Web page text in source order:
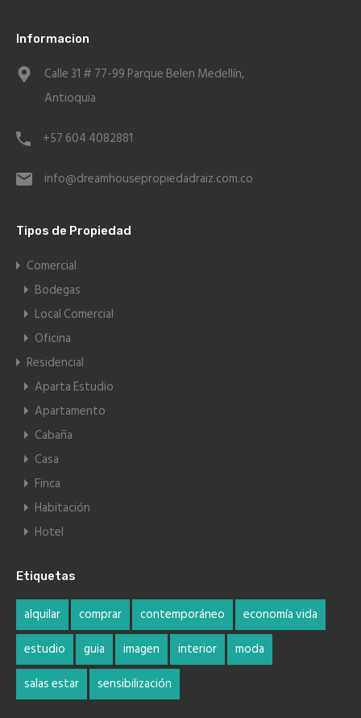
Informacion
Calle 31 # 77-99 Parque Belen Medellín,
Antioquia
+57 604 4082881
info@dreamhousepropiedadraiz.com.co
Tipos de Propiedad
Comercial
Bodegas
Local Comercial
Oficina
Residencial
Aparta Estudio
Apartamento
Cabaña
Casa
Finca
Habitación
Hotel
Etiquetas
alquilar comprar contemporáneo
economía vida
estudio
guia imagen interior
moda
salas estar
sensibilización